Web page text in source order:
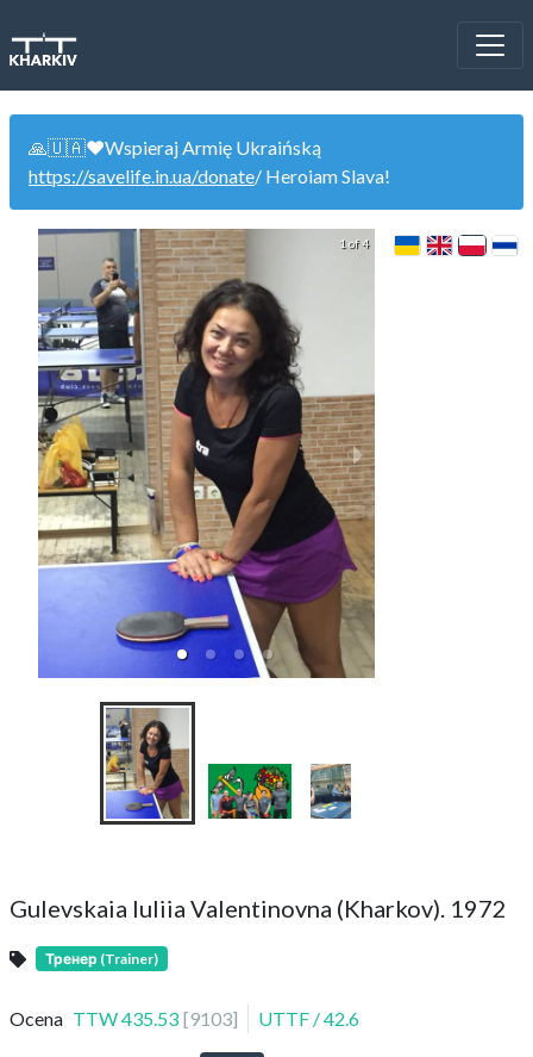
🙏🇺🇦❤️Wspieraj Armię Ukraińską
https://savelife.in.ua/donate/ Heroiam Slava!
1 of 4
Gulevskaia Iuliia Valentinovna (Kharkov). 1972
Тренер (Trainer)
Ocena TTW435.53 [9103] UTTF /42.6